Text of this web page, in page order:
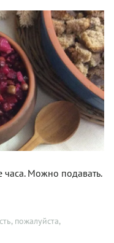
часа. Можно подавать.
пожалуйста,